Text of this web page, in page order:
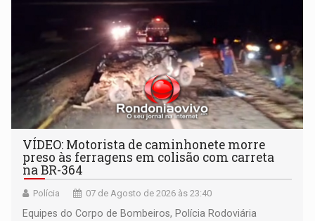
VÍDEO: Motorista de caminhonete morre
preso às ferragens em colisão com carreta
na BR-364
Polícia 07 de Agosto de 2026 às 23:40
Equipes do Corpo de Bombeiros, Polícia Rodoviária